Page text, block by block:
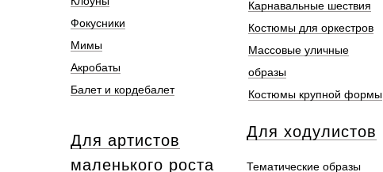
Карнавальные шествия
Костюмы для оркестров
Массовые уличные
образы
Костюмы крупной формы
Тематические образы
Для ходулистов
Для артистов
маленького роста
Фокусники
Мимы
Акробаты
Балет и кордебалет